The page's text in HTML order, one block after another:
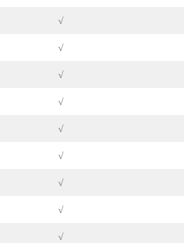
√
√
√
√
√
√
√
√
√